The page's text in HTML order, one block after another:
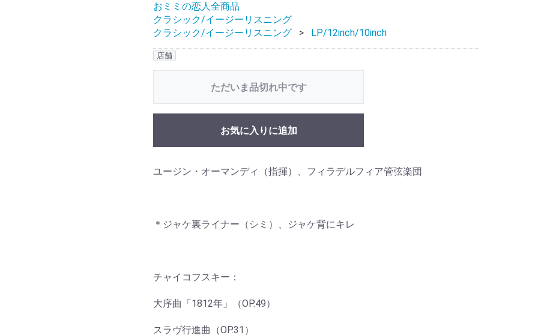
おミミの恋人全商品
クラシック/イージーリスニング
クラシック/イージーリスニング
LP/12inch/10inch
店舗
ただいま品切れ中です
お気に入りに追加
ユージン・オーマンディ（指揮）、フィラデルフィア管弦楽団
＊ジャケ裏ライナー（シミ）、ジャケ背にキレ
チャイコフスキー：
大序曲「1812年」（OP.49）
スラヴ行進曲（OP.31）